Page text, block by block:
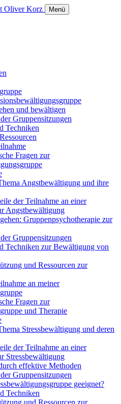
Menü
und bewältigen
Gruppensitzungen
Techniken
Fragen zur
Angstbewältigung und ihre
der Teilnahme an einer
Angstbewältigung
Gruppenpsychotherapie zur
Gruppensitzungen
Techniken zur Bewältigung von
und Ressourcen zur
an meiner
Fragen zur
und Therapie
Stressbewältigung und deren
der Teilnahme an einer
Stressbewältigung
effektive Methoden
Gruppensitzungen
geeignet?
Techniken
und Ressourcen zur